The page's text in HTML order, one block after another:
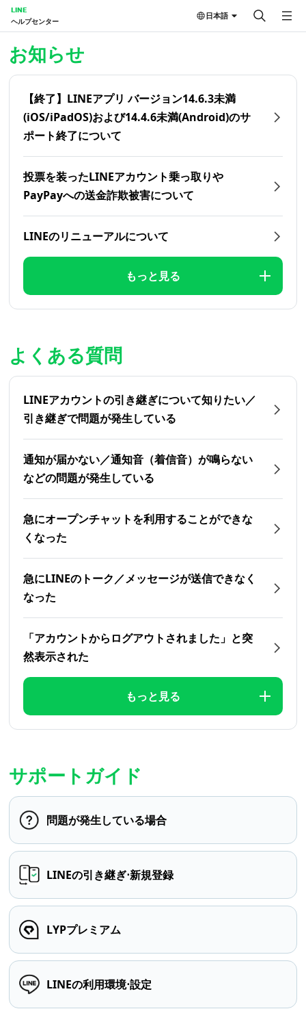
LINE
ヘルプセンター
日本語
お知らせ
【終了】LINEアプリ バージョン14.6.3未満
(iOS/iPadOS)および14.4.6未満(Android)のサ
ポート終了について
投票を装ったLINEアカウント乗っ取りや
PayPayへの送金詐欺被害について
LINEのリニューアルについて
もっと見る
よくある質問
LINEアカウントの引き継ぎについて知りたい／
引き継ぎで問題が発生している
通知が届かない／通知音（着信音）が鳴らない
などの問題が発生している
急にオープンチャットを利用することができな
くなった
急にLINEのトーク／メッセージが送信できなく
なった
「アカウントからログアウトされました」と突
然表示された
もっと見る
サポートガイド
問題が発生している場合
LINEの引き継ぎ⋅新規登録
LYPプレミアム
LINEの利用環境⋅設定